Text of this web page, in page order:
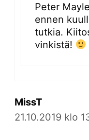
Peter
ennen
tutkia.
vinkistä!
MissT
21.10.2019 klo